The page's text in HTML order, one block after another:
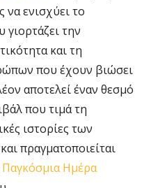
να ενισχύει το
την
και τη
που έχουν βιώσει
αποτελεί έναν θεσμό
που τιμά τη
ιστορίες των
πραγματοποιείται
Παγκόσμια Ημέρα